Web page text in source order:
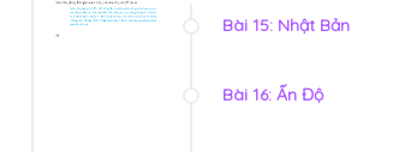
Bài 15: Nhật Bản
Bài 16: Ấn Độ